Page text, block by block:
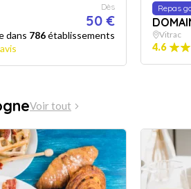
Dès
50 €
dans 786établissements
Repas
Vitrac
4.6
Voir tout